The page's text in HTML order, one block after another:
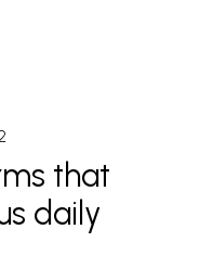
that
daily